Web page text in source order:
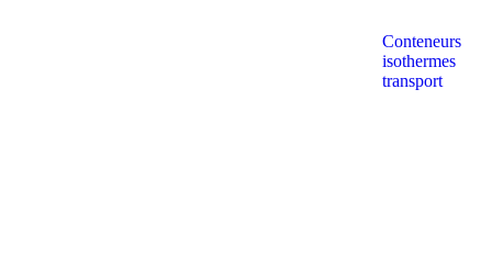
Conteneurs
isothermes
transport